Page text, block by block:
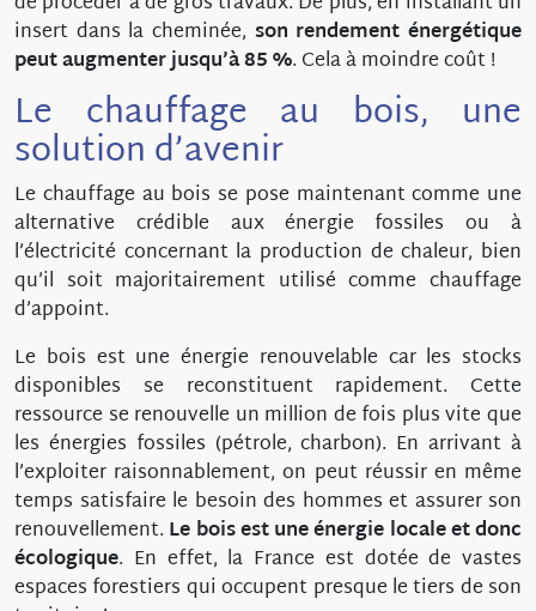
insert dans la cheminée, son rendement énergétique
peut augmenter jusqu’à 85 %. Cela à moindre coût !
Le chauffage au bois, une
solution d’avenir
Le chauffage au bois se pose maintenant comme une
alternative crédible aux énergie fossiles ou à
l’électricité concernant la production de chaleur, bien
qu’il soit majoritairement utilisé comme chauffage
d’appoint.
Le bois est une énergie renouvelable car les stocks
disponibles se reconstituent rapidement. Cette
ressource se renouvelle un million de fois plus vite que
les énergies fossiles (pétrole, charbon). En arrivant à
l’exploiter raisonnablement, on peut réussir en même
temps satisfaire le besoin des hommes et assurer son
renouvellement. Le bois est une énergie locale et donc
écologique. En effet, la France est dotée de vastes
espaces forestiers qui occupent presque le tiers de son